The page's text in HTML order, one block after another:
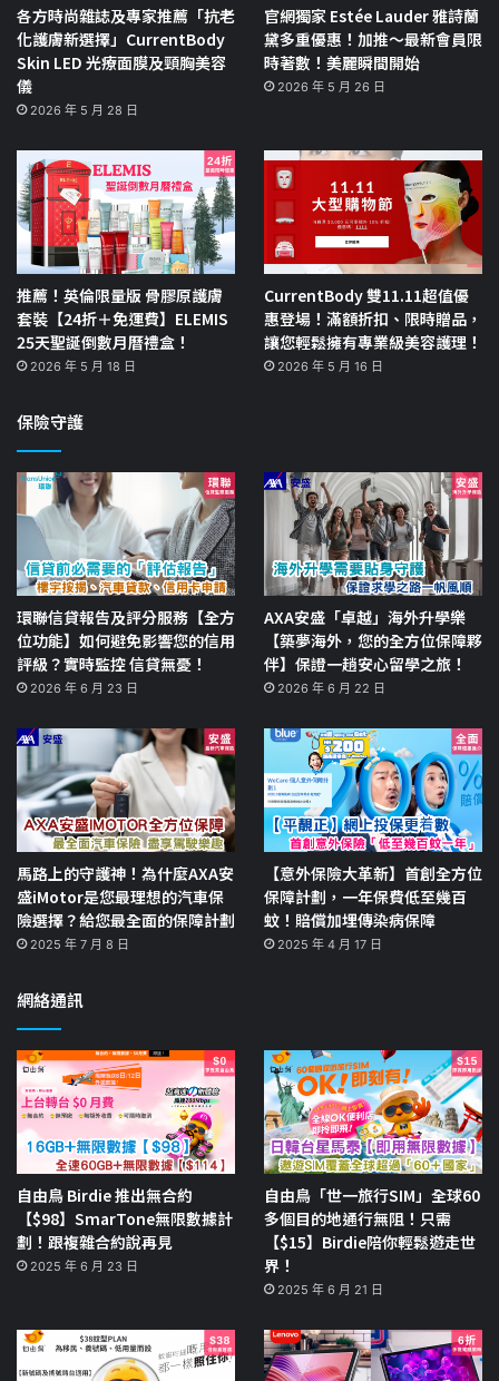
各方時尚雜誌及專家推薦「抗老
化護膚新選擇」CurrentBody
Skin LED 光療面膜及頸胸美容
儀
2026 年 5 月 28 日
官網獨家 Estée Lauder 雅詩蘭
黛多重優惠！加推～最新會員限
時著數！美麗瞬間開始
2026 年 5 月 26 日
推薦！英倫限量版 骨膠原護膚
套裝【24折＋免運費】ELEMIS
25天聖誕倒數月曆禮盒！
2026 年 5 月 18 日
CurrentBody 雙11.11超值優
惠登場！滿額折扣、限時贈品，
讓您輕鬆擁有專業級美容護理！
2026 年 5 月 16 日
保險守護
環聯信貸報告及評分服務【全方
位功能】如何避免影響您的信用
評級？實時監控 信貸無憂！
2026 年 6 月 23 日
AXA安盛「卓越」海外升學樂
【築夢海外，您的全方位保障夥
伴】保證一趟安心留學之旅！
2026 年 6 月 22 日
馬路上的守護神！為什麼AXA安
盛iMotor是您最理想的汽車保
險選擇？給您最全面的保障計劃
2025 年 7 月 8 日
【意外保險大革新】首創全方位
保障計劃，一年保費低至幾百
蚊！賠償加埋傳染病保障
2025 年 4 月 17 日
網絡通訊
自由鳥 Birdie 推出無合約
【$98】SmarTone無限數據計
劃！跟複雜合約說再見
2025 年 6 月 23 日
自由鳥「世一旅行SIM」全球60
多個目的地通行無阻！只需
【$15】Birdie陪你輕鬆遊走世
界！
2025 年 6 月 21 日